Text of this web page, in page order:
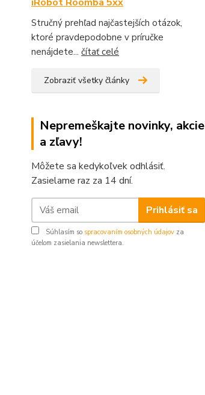
Stručný prehľad najčastejších otázok,
ktoré pravdepodobne v príručke
nenájdete... čítať celé
Zobraziť všetky články
Nepremeškajte novinky, akcie
a zľavy!
Môžete sa kedykoľvek odhlásiť.
Zasielame raz za 14 dní.
Prihlásiť sa
Súhlasím so spracovaním osobných údajov za
účelom zasielania newslettera.